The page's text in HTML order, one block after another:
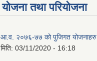
योजना तथा परियोजना
आ.व. २०७६-७७ को पुजिगत योजनाहरु
मिति: 03/11/2020 - 16:18